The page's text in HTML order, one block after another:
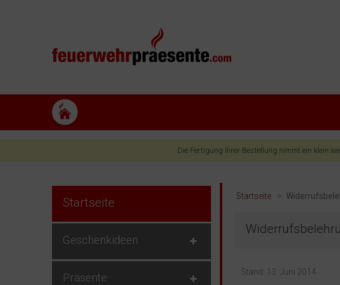
Die Fertigung Ihrer Bestellung nimmt ein klein
Startseite >
Stand: 13. Juni 2014
Startseite
Geschenkideen
Präsente